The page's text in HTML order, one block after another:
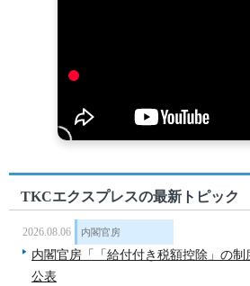
TKCエクスプレスの最新トピック
2026.08.06 内閣官房
内閣官房「「給付付き税額控除」の
公表